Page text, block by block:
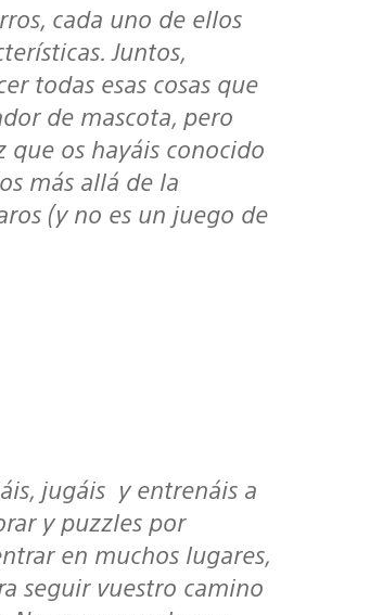
Juntos,
todas esas cosas que
de mascota, pero
que os hayáis conocido
más allá de la
(y no es un juego de
y puzzles por
en muchos lugares,
seguir vuestro camino